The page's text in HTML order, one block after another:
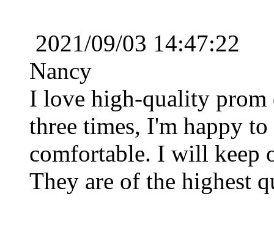
A-line Col en cœur Longueu...
€87.39
2021/09/03 14:47:22
Nancy
I love high-quality prom
three times, I'm happy to
comfortable. I will keep
They are of the highest